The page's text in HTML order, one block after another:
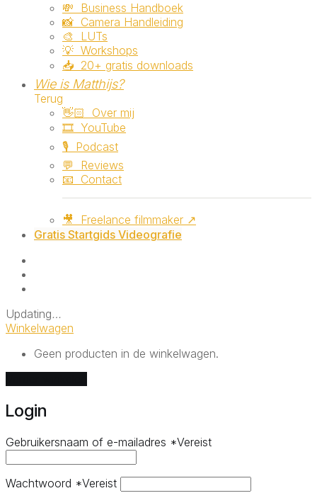
💸 ‎ ‎Business Handboek
📸 ‎ ‎Camera Handleiding
🎨 ‎ ‎LUTs
💡 ‎ ‎Workshops
📥 ‎ ‎20+ gratis downloads
Wie is Matthijs?
Terug
👋🏻 ‎ ‎Over mij
🎞️ ‎ ‎YouTube
🎙️ ‎ ‎Podcast
💬 ‎ ‎Reviews
📧 ‎ ‎Contact
🎥 ‎ ‎Freelance filmmaker ↗
Gratis Startgids Videografie
Updating…
Winkelwagen
Geen producten in de winkelwagen.
Login
Gebruikersnaam of e-mailadres *Vereist
Wachtwoord *Vereist